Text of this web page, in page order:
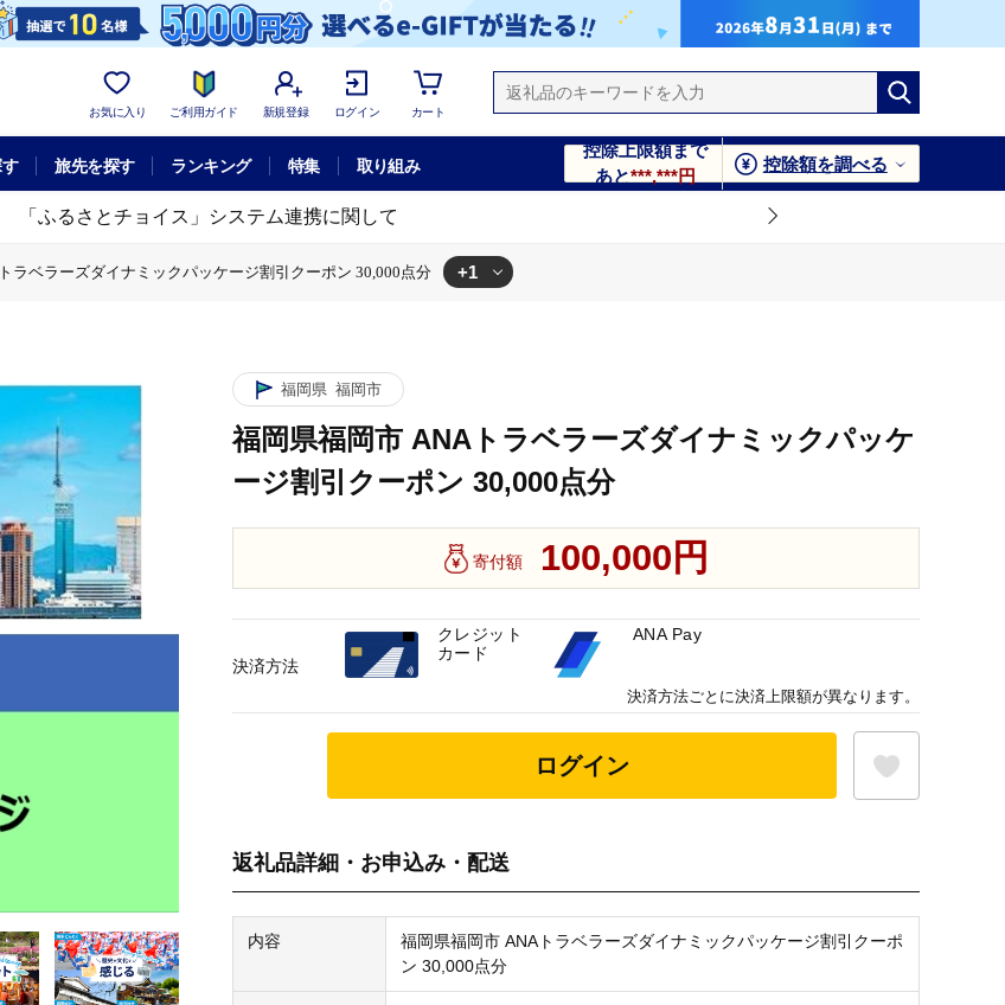
お気に入り ご利用ガイド 新規登録 ログイン カート
旅先を探す ランキング 特集 取り組み
控除上限額まで
あと***,***円
控除額を調べる
「ふるさとチョイス」システム連携に関して
ラベラーズダイナミックパッケージ割引クーポン 30,000点分 +1
福岡県 福岡市
福岡県福岡市 ANAトラベラーズダイナミックパッケ
ージ割引クーポン 30,000点分
寄付額 100,000円
ログイン
返礼品詳細・お申込み・配送
内容
福岡県福岡市 ANAトラベラーズダイナミックパッケージ割引クーポ
ン 30,000点分
決済方法
クレジット
カード
ANA Pay
決済方法ごとに決済上限額が異なります。